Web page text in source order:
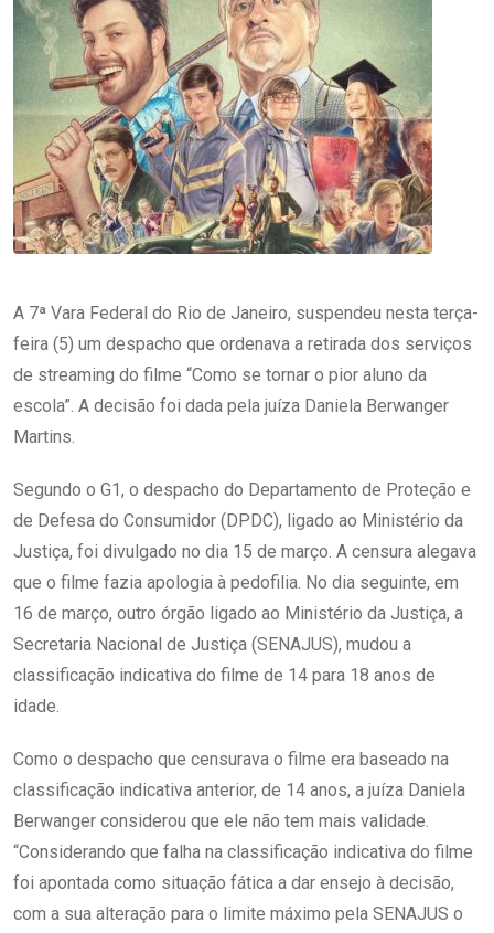
A 7ª Vara Federal do Rio de Janeiro, suspendeu nesta terça-
feira (5) um despacho que ordenava a retirada dos serviços
de streaming do filme “Como se tornar o pior aluno da
escola”. A decisão foi dada pela juíza Daniela Berwanger
Martins.
Segundo o G1, o despacho do Departamento de Proteção e
de Defesa do Consumidor (DPDC), ligado ao Ministério da
Justiça, foi divulgado no dia 15 de março. A censura alegava
que o filme fazia apologia à pedofilia. No dia seguinte, em
16 de março, outro órgão ligado ao Ministério da Justiça, a
Secretaria Nacional de Justiça (SENAJUS), mudou a
classificação indicativa do filme de 14 para 18 anos de
idade.
Como o despacho que censurava o filme era baseado na
classificação indicativa anterior, de 14 anos, a juíza Daniela
Berwanger considerou que ele não tem mais validade.
“Considerando que falha na classificação indicativa do filme
foi apontada como situação fática a dar ensejo à decisão,
com a sua alteração para o limite máximo pela SENAJUS o